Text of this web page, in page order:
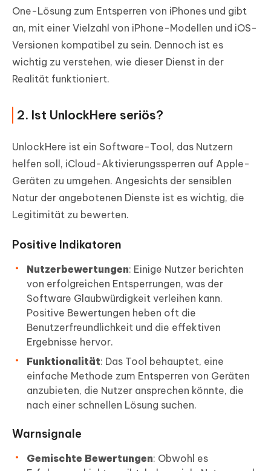
One-Lösung zum Entsperren von iPhones und gibt
an, mit einer Vielzahl von iPhone-Modellen und iOS-
Versionen kompatibel zu sein. Dennoch ist es
wichtig zu verstehen, wie dieser Dienst in der
Realität funktioniert.
2. Ist UnlockHere seriös?
UnlockHere ist ein Software-Tool, das Nutzern
helfen soll, iCloud-Aktivierungssperren auf Apple-
Geräten zu umgehen. Angesichts der sensiblen
Natur der angebotenen Dienste ist es wichtig, die
Legitimität zu bewerten.
Positive Indikatoren
Nutzerbewertungen: Einige Nutzer berichten
von erfolgreichen Entsperrungen, was der
Software Glaubwürdigkeit verleihen kann.
Positive Bewertungen heben oft die
Benutzerfreundlichkeit und die effektiven
Ergebnisse hervor.
Funktionalität: Das Tool behauptet, eine
einfache Methode zum Entsperren von Geräten
anzubieten, die Nutzer ansprechen könnte, die
nach einer schnellen Lösung suchen.
Warnsignale
Gemischte Bewertungen: Obwohl es